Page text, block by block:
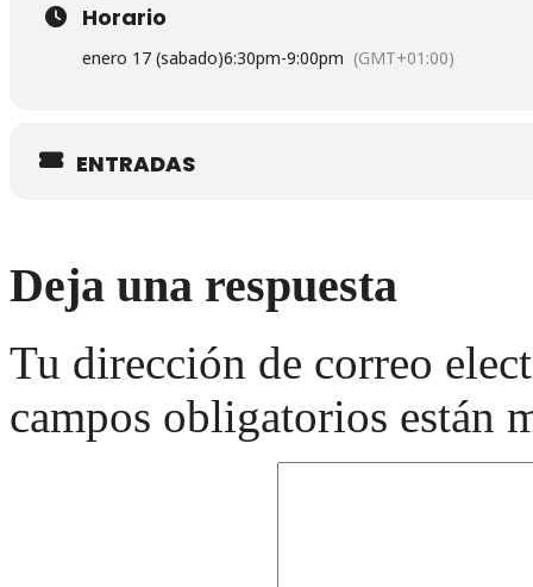
Sabado 17 de Enero
18:30 – 21:00h
Marqués de Vadillo, Madrid
Horario
enero 17 (sabado)6:30pm-9:00pm (GMT+01:00)
ENTRADAS
Deja una respuesta
Tu dirección de correo
campos obligatorios están